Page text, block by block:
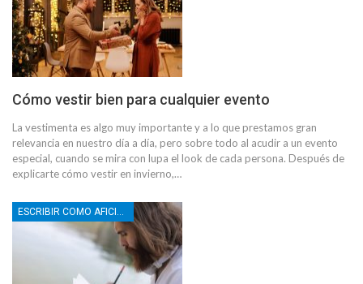
Cómo vestir bien para cualquier evento
La vestimenta es algo muy importante y a lo que prestamos gran
relevancia en nuestro día a día, pero sobre todo al acudir a un evento
especial, cuando se mira con lupa el look de cada persona. Después de
explicarte cómo vestir en invierno,…
ESCRIBIR COMO AFICIÓN